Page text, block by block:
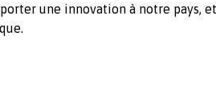
une innovation à notre pays,